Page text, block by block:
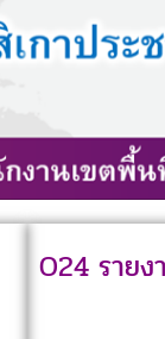
O24 ราย